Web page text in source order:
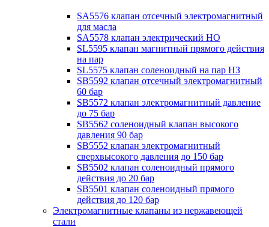
SA5576 клапан отсечный электромагнитный
для масла
SA5578 клапан электрический НО
SL5595 клапан магнитный прямого действия
на пар
SL5575 клапан соленоидный на пар НЗ
SB5592 клапан отсечный электромагнитный
60 бар
SB5572 клапан электромагнитный давление
до 75 бар
SB5562 соленоидный клапан высокого
давления 90 бар
SB5552 клапан электромагнитный
сверхвысокого давления до 150 бар
SB5502 клапан соленоидный прямого
действия до 20 бар
SB5501 клапан соленоидный прямого
действия до 120 бар
Электромагнитные клапаны из нержавеющей
стали